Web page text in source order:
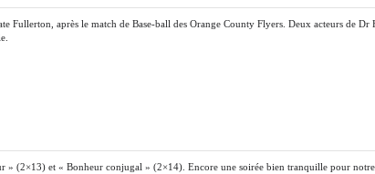
après le match de Base-ball des Orange County Flyers. Deux acteurs de
(2×13) et « Bonheur conjugal » (2×14). Encore une soirée bien tranquille pour